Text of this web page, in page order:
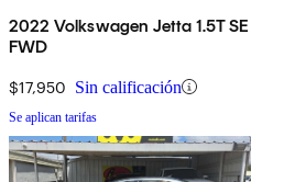
2022 Volkswagen Jetta 1.5T SE
FWD
$17,950 Sin calificación
Se aplican tarifas